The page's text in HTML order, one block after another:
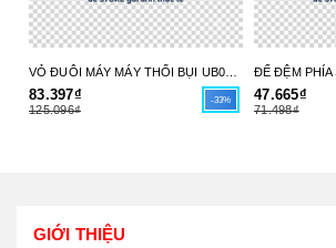
VỎ ĐUÔI MÁY MÁY THỔI BỤI UB004C 413X98-6 MAKITA - HÀNG CHÍNH HÃNG
83.397₫
125.096₫
-33% 47.665₫
71.498₫
GIỚI THIỆU